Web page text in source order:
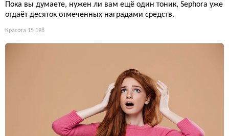
Пока вы думаете, нужен ли вам ещё один тоник, Sephora уже
отдаёт десяток отмеченных наградами средств.
Красота 15 198